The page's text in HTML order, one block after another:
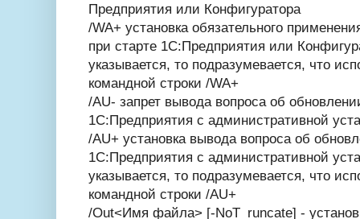
Предприятия или Конфигуратора
/WA+ установка обязательного
при старте 1С:Предприятия или
указывается, то подразумевается, что
командной строки /WA+
/AU- запрет вывода вопроса об
1С:Предприятия с административной
/AU+ установка вывода вопроса об
1С:Предприятия с административной
указывается, то подразумевается, что
командной строки /AU+
/Out<Имя файла> [-NoT_runcate] -